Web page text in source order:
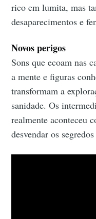
rico em lumita, mas
desaparecimentos e
Novos perigos
Sons que ecoam nas
a mente e figuras
transformam a
sanidade. Os
realmente aconteceu
desvendar os